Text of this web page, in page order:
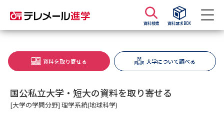
資料検索 資料請求BOX
資料請求 資料検索
大学・短大の資料種類から請求
資料を取り寄せる 大学について調べる
国公私立大学・短大の資料を取り寄せる
[大学の学問分野] 理学系統(地球科学)